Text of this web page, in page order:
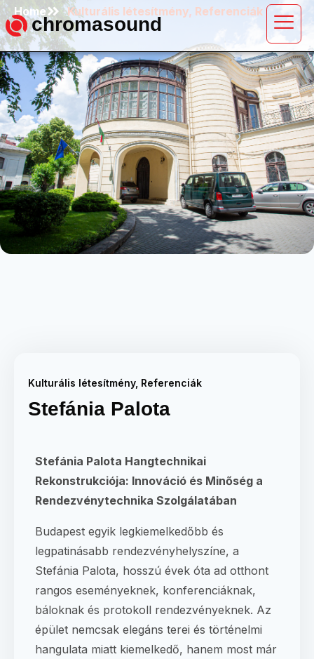
chromasound
Home Kulturális létesítmény, Referenciák
Kulturális létesítmény, Referenciák
Stefánia Palota
Stefánia Palota Hangtechnikai
Rekonstrukciója: Innováció és Minőség a
Rendezvénytechnika Szolgálatában
Budapest egyik legkiemelkedőbb és
legpatinásabb rendezvényhelyszíne, a
Stefánia Palota, hosszú évek óta ad otthont
rangos eseményeknek, konferenciáknak,
báloknak és protokoll rendezvényeknek. Az
épület nemcsak elegáns terei és történelmi
hangulata miatt kiemelkedő, hanem most már